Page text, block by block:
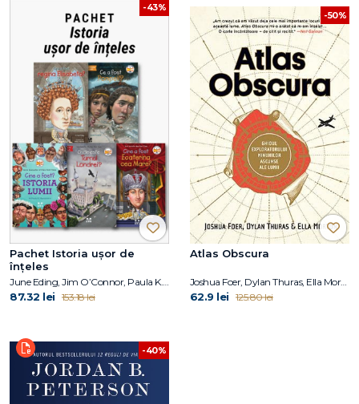
-43%
Pachet Istoria ușor de
înțeles
87.32 lei 153.18 lei
-50%
Atlas Obscura
Joshua Foer, Dylan Thuras, Ella Morton
62.9 lei 125.80 lei
-40%